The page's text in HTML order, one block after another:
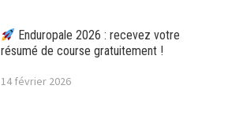
Enduropale 2026 : recevez votre
résumé de course gratuitement !
14 février 2026